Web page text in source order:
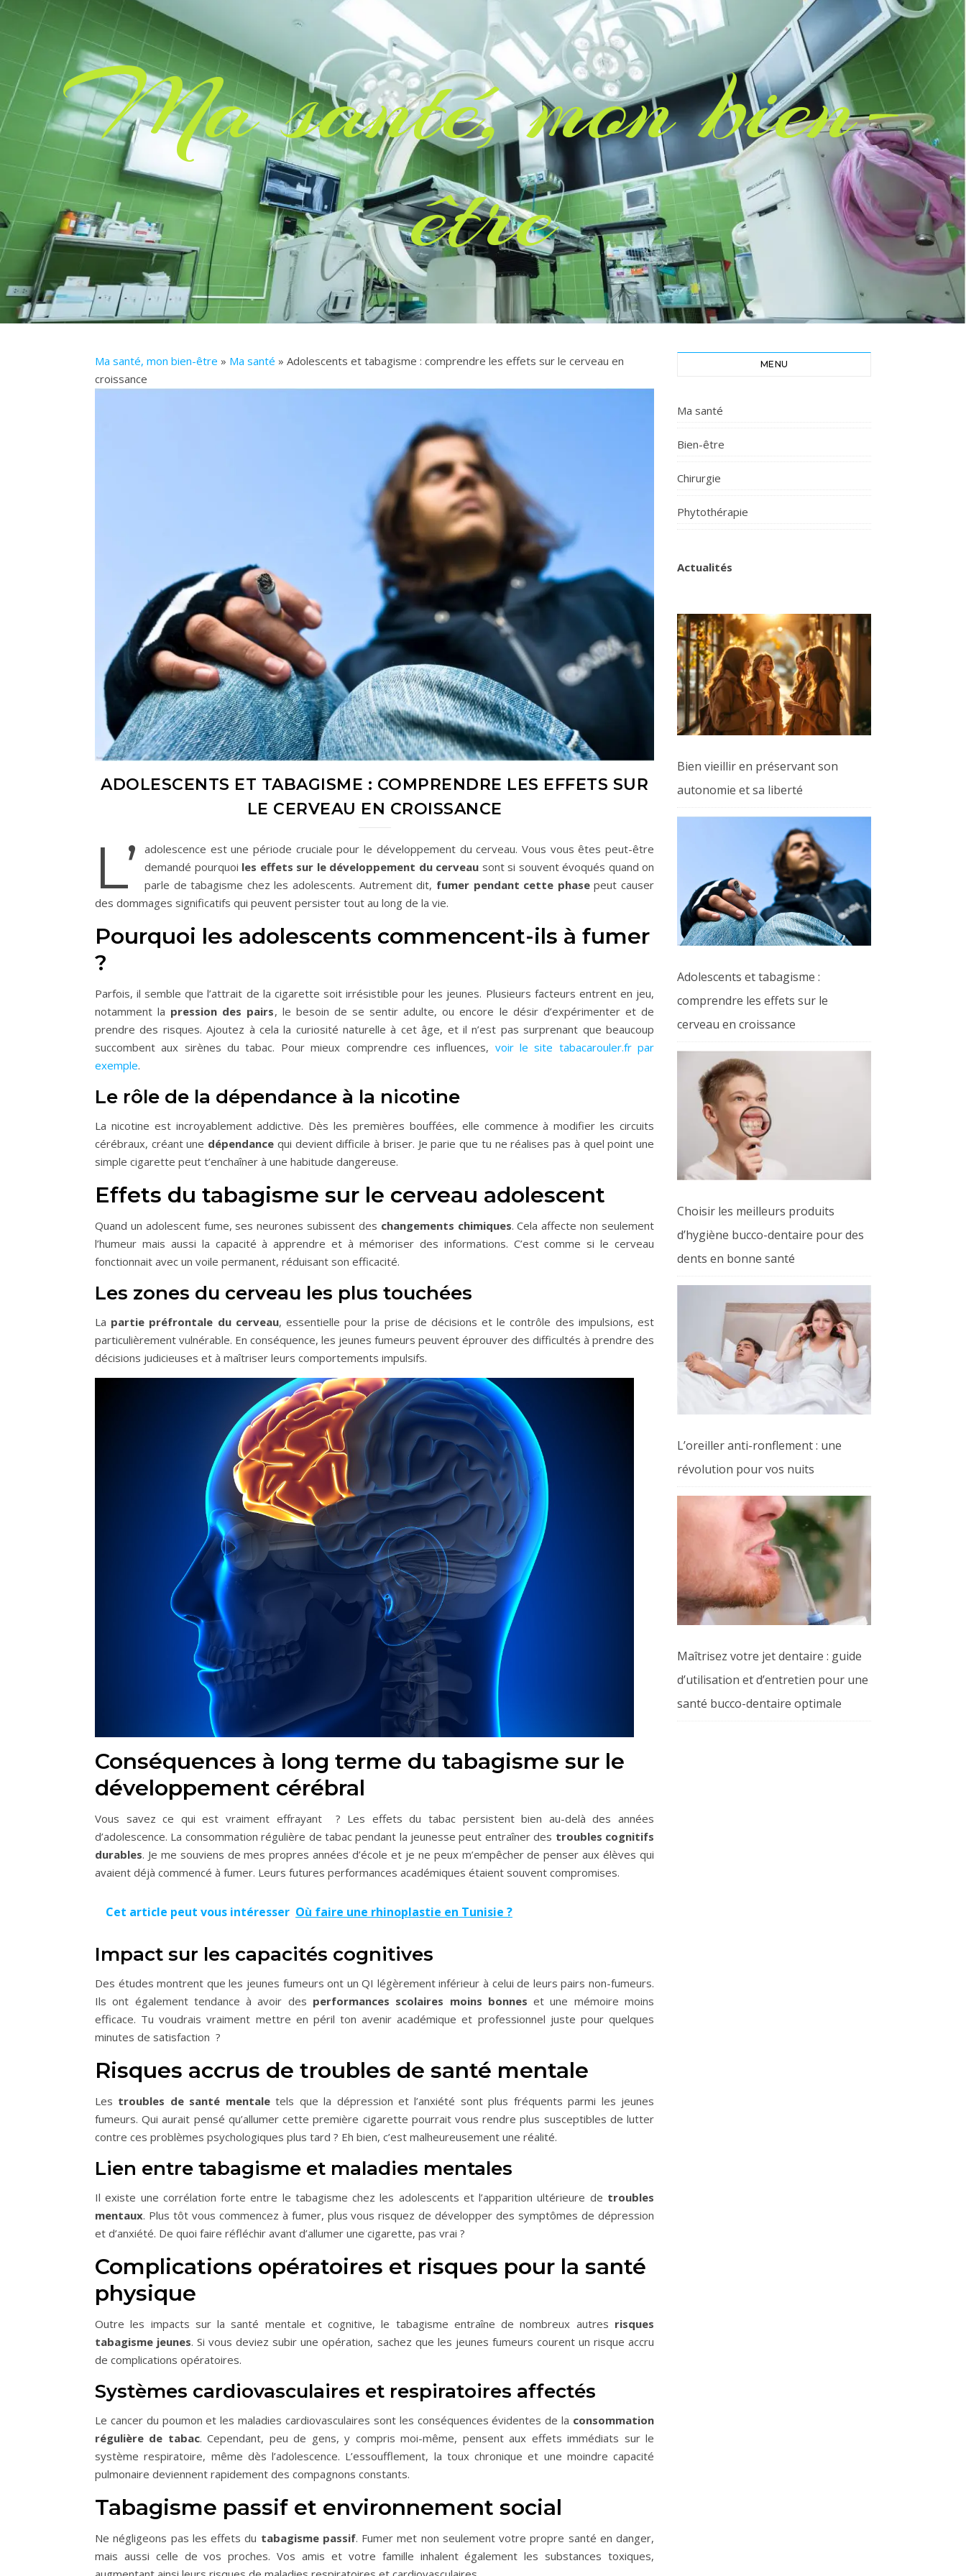
Ma santé, mon bien-
être
Ma santé, mon bien-être » Ma santé » Adolescents et tabagisme : comprendre les effets sur le cerveau en
croissance
ADOLESCENTS ET TABAGISME : COMPRENDRE LES EFFETS SUR
LE CERVEAU EN CROISSANCE
L’
adolescence est une période cruciale pour le développement du cerveau. Vous vous êtes peut-être
demandé pourquoi les effets sur le développement du cerveau sont si souvent évoqués quand on
parle de tabagisme chez les adolescents. Autrement dit, fumer pendant cette phasepeut causer
des dommages significatifs qui peuvent persister tout au long de la vie.
Pourquoi les adolescents commencent-ils à fumer
?
Parfois, il semble que l’attrait de la cigarette soit irrésistible pour les jeunes. Plusieurs facteurs entrent en jeu,
notamment la pression des pairs, le besoin de se sentir adulte, ou encore le désir d’expérimenter et de
prendre des risques. Ajoutez à cela la curiosité naturelle à cet âge, et il n’est pas surprenant que beaucoup
succombent aux sirènes du tabac. Pour mieux comprendre ces influences, voir le site tabacarouler.fr par
exemple.
Le rôle de la dépendance à la nicotine
La nicotine est incroyablement addictive. Dès les premières bouffées, elle commence à modifier les circuits
cérébraux, créant une dépendance qui devient difficile à briser. Je parie que tu ne réalises pas à quel point une
simple cigarette peut t’enchaîner à une habitude dangereuse.
Effets du tabagisme sur le cerveau adolescent
Quand un adolescent fume, ses neurones subissent des changements chimiques. Cela affecte non seulement
l’humeur mais aussi la capacité à apprendre et à mémoriser des informations. C’est comme si le cerveau
fonctionnait avec un voile permanent, réduisant son efficacité.
Les zones du cerveau les plus touchées
La partie préfrontale du cerveau, essentielle pour la prise de décisions et le contrôle des impulsions, est
particulièrement vulnérable. En conséquence, les jeunes fumeurs peuvent éprouver des difficultés à prendre des
décisions judicieuses et à maîtriser leurs comportements impulsifs.
Conséquences à long terme du tabagisme sur le
développement cérébral
Vous savez ce qui est vraiment effrayant ? Les effets du tabac persistent bien au-delà des années
d’adolescence. La consommation régulière de tabac pendant la jeunesse peut entraîner des troubles cognitifs
durables. Je me souviens de mes propres années d’école et je ne peux m’empêcher de penser aux élèves qui
avaient déjà commencé à fumer. Leurs futures performances académiques étaient souvent compromises.
Cet article peut vous intéresser Où faire une rhinoplastie en Tunisie ?
Impact sur les capacités cognitives
Des études montrent que les jeunes fumeurs ont un QI légèrement inférieur à celui de leurs pairs non-fumeurs.
Ils ont également tendance à avoir des performances scolaires moins bonnes et une mémoire moins
efficace. Tu voudrais vraiment mettre en péril ton avenir académique et professionnel juste pour quelques
minutes de satisfaction ?
Risques accrus de troubles de santé mentale
Les troubles de santé mentaletels que la dépression et l’anxiété sont plus fréquents parmi les jeunes
fumeurs. Qui aurait pensé qu’allumer cette première cigarette pourrait vous rendre plus susceptibles de lutter
contre ces problèmes psychologiques plus tard ? Eh bien, c’est malheureusement une réalité.
Lien entre tabagisme et maladies mentales
Il existe une corrélation forte entre le tabagisme chez les adolescents et l’apparition ultérieure de troubles
mentaux. Plus tôt vous commencez à fumer, plus vous risquez de développer des symptômes de dépression
et d’anxiété. De quoi faire réfléchir avant d’allumer une cigarette, pas vrai ?
Complications opératoires et risques pour la santé
physique
Outre les impacts sur la santé mentale et cognitive, le tabagisme entraîne de nombreux autres risques
tabagisme jeunes. Si vous deviez subir une opération, sachez que les jeunes fumeurs courent un risque accru
de complications opératoires.
Systèmes cardiovasculaires et respiratoires affectés
Le cancer du poumon et les maladies cardiovasculaires sont les conséquences évidentes de la consommation
régulière de tabac. Cependant, peu de gens, y compris moi-même, pensent aux effets immédiats sur le
système respiratoire, même dès l’adolescence. L’essoufflement, la toux chronique et une moindre capacité
pulmonaire deviennent rapidement des compagnons constants.
Tabagisme passif et environnement social
Ne négligeons pas les effets du tabagisme passif. Fumer met non seulement votre propre santé en danger,
mais aussi celle de vos proches. Vos amis et votre famille inhalent également les substances toxiques,
MENU
Ma santé
Bien-être
Chirurgie
Phytothérapie
Actualités
Bien vieillir en préservant son
autonomie et sa liberté
Adolescents et tabagisme :
comprendre les effets sur le
cerveau en croissance
Choisir les meilleurs produits
d’hygiène bucco-dentaire pour des
dents en bonne santé
L’oreiller anti-ronflement : une
révolution pour vos nuits
Maîtrisez votre jet dentaire : guide
d’utilisation et d’entretien pour une
santé bucco-dentaire optimale